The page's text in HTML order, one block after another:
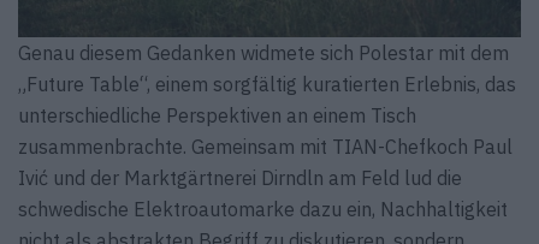
Genau diesem Gedanken widmete sich Polestar mit dem
„Future Table“, einem sorgfältig kuratierten Erlebnis, das
unterschiedliche Perspektiven an einem Tisch
zusammenbrachte. Gemeinsam mit TIAN-Chefkoch Paul
Ivić und der Marktgärtnerei Dirndln am Feld lud die
schwedische Elektroautomarke dazu ein, Nachhaltigkeit